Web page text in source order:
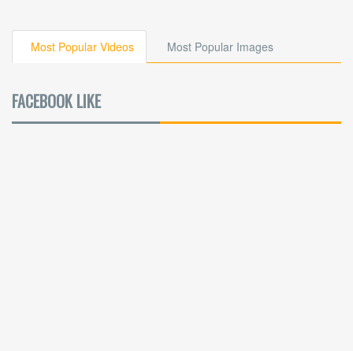
Most Popular Videos Most Popular Images
FACEBOOK LIKE